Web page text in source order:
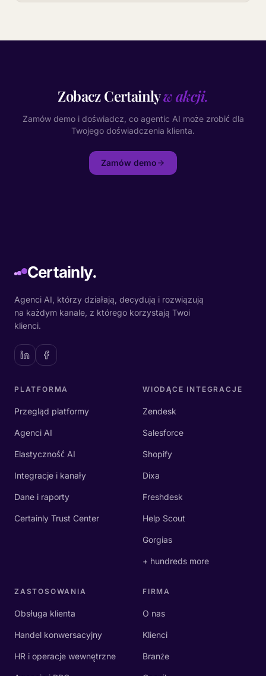
Zobacz Certainlyw akcji.
Zamów demo i doświadcz, co agentic AI może zrobić dla
Twojego doświadczenia klienta.
Zamów demo
Certainly.
Agenci AI, którzy działają, decydują i rozwiązują
na każdym kanale, z którego korzystają Twoi
klienci.
PLATFORMA
Przegląd platformy
Agenci AI
Elastyczność AI
Integracje i kanały
Dane i raporty
Certainly Trust Center
WIODĄCE INTEGRACJE
Zendesk
Salesforce
Shopify
Dixa
Freshdesk
Help Scout
Gorgias
+ hundreds more
ZASTOSOWANIA
Obsługa klienta
Handel konwersacyjny
HR i operacje wewnętrzne
FIRMA
O nas
Klienci
Branże